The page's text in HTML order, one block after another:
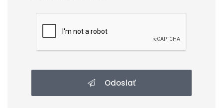
Odoslať